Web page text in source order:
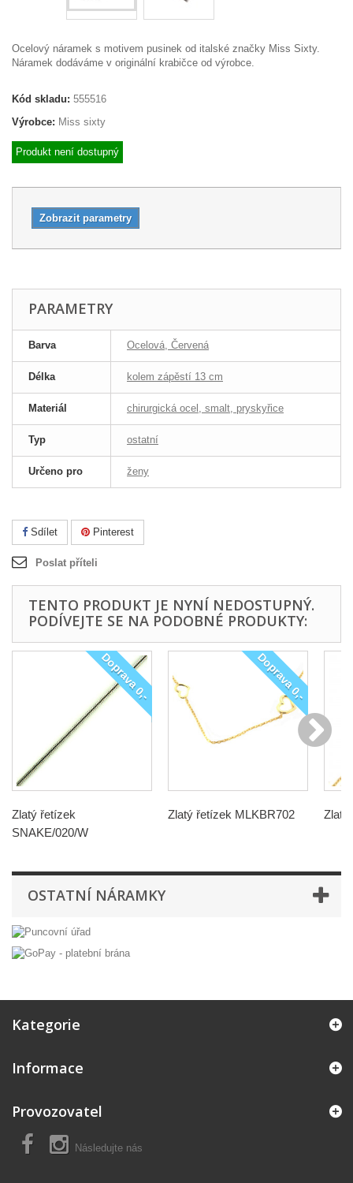
Ocelový náramek s motivem pusinek od italské značky Miss Sixty.
Náramek dodáváme v originální krabičce od výrobce.
Kód skladu: 555516
Výrobce: Miss sixty
Produkt není dostupný
Zobrazit parametry
PARAMETRY
Barva Ocelová, Červená
Délka kolem zápěstí 13 cm
Materiál chirurgická ocel, smalt, pryskyřice
Typ ostatní
Určeno pro ženy
Sdílet Pinterest
Poslat příteli
TENTO PRODUKT JE NYNÍ NEDOSTUPNÝ.
PODÍVEJTE SE NA PODOBNÉ PRODUKTY:
Zlatý řetízek
SNAKE/020/W
Doprava 0,-
Zlatý řetízek MLKBR702
Doprava 0,-
Zlatý
OSTATNÍ NÁRAMKY
Kategorie
Informace
Provozovatel
Následujte nás